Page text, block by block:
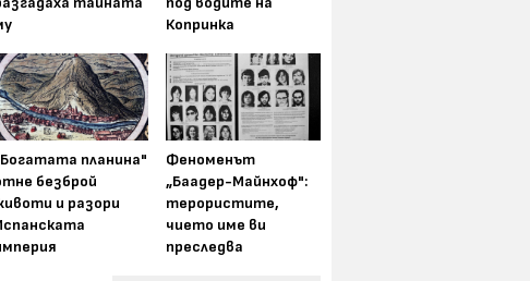
Копринка
планина"
безброй
и разори
Феноменът
„Баадер-Майнхоф":
терористите,
чието име ви
преследва